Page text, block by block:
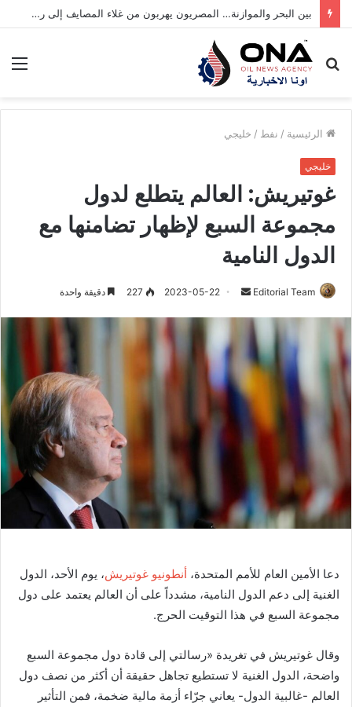
التضخم يلتهم جيوب الإيرانيين: المواد الغذائية زادت 100% في جميع المحافظات
بحث
الرئيسية / نفط / خليجي
خليجي
غوتيريش: العالم يتطلع لدول
مجموعة السبع لإظهار تضامنها مع
الدول النامية
Editorial Team
ر
ك
ت
ن
ي
ا
2023-05-22
227 دقيقة واحدة
دعا الأمين العام للأمم المتحدة، أنطونيو غوتيريش، يوم الأحد، الدول
الغنية إلى دعم الدول النامية، مشدداً على أن العالم يعتمد على دول
مجموعة السبع في هذا التوقيت الحرج.
وقال غوتيريش في تغريدة «رسالتي إلى قادة دول مجموعة السبع
واضحة، الدول الغنية لا تستطيع تجاهل حقيقة أن أكثر من نصف دول
العالم -غالبية الدول- يعاني جرّاء أزمة مالية ضخمة، فمن التأثير